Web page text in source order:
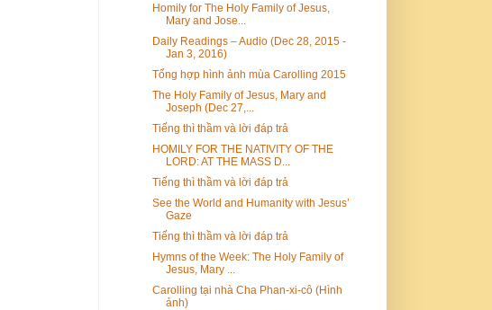
Homily for The Holy Family of Jesus,
Mary and Jose...
Daily Readings – Audio (Dec 28, 2015 -
Jan 3, 2016)
Tổng hợp hình ảnh mùa Carolling 2015
The Holy Family of Jesus, Mary and
Joseph (Dec 27,...
Tiếng thì thầm và lời đáp trả
HOMILY FOR THE NATIVITY OF THE
LORD: AT THE MASS D...
Tiếng thì thầm và lời đáp trả
See the World and Humanity with Jesus’
Gaze
Tiếng thì thầm và lời đáp trả
Hymns of the Week: The Holy Family of
Jesus, Mary ...
Carolling tại nhà Cha Phan-xi-cô (Hình
ảnh)